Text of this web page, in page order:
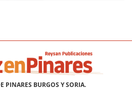
PINARES BURGOS Y SORIA.